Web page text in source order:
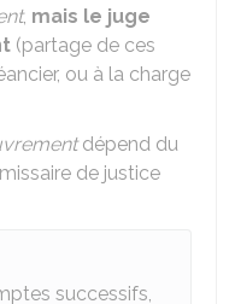
, mais le juge
(partage de ces
ou à la charge
dépend du
de justice
successifs,